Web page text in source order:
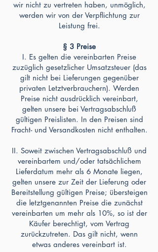
wir nicht zu vertreten haben, unmöglich,
werden wir von der Verpflichtung zur
Leistung frei.
§ 3 Preise
I. Es gelten die vereinbarten Preise
zuzüglich gesetzlicher Umsatzsteuer (das
gilt nicht bei Lieferungen gegenüber
privaten Letztverbrauchern). Werden
Preise nicht ausdrücklich vereinbart,
gelten unsere bei Vertragsabschluß
gültigen Preislisten. In den Preisen sind
Fracht- und Versandkosten nicht enthalten.
II. Soweit zwischen Vertragsabschluß und
vereinbartem und/oder tatsächlichem
Lieferdatum mehr als 6 Monate liegen,
gelten unsere zur Zeit der Lieferung oder
Bereitstellung gültigen Preise; übersteigen
die letztgenannten Preise die zunächst
vereinbarten um mehr als 10%, so ist der
Käufer berechtigt, vom Vertrag
zurückzutreten. Das gilt nicht, wenn
etwas anderes vereinbart ist.